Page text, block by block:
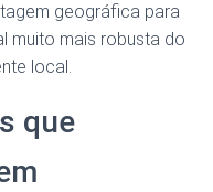
geográfica para
muito mais robusta do
local.
que